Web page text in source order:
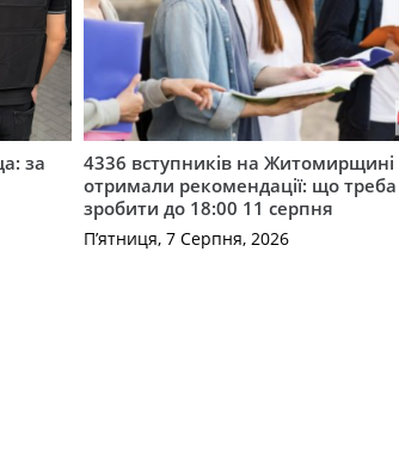
за
4336 вступників на Житомирщині
отримали рекомендації: що треба
зробити до 18:00 11 серпня
П’ятниця, 7 Серпня, 2026